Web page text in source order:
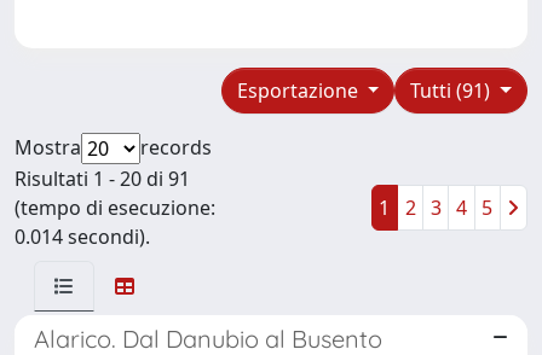
Tutti (91)
Esportazione
Mostra
records
Risultati 1 - 20 di 91
(tempo di esecuzione:
0.014 secondi).
1 2 3 4 5
Alarico. Dal Danubio al Busento